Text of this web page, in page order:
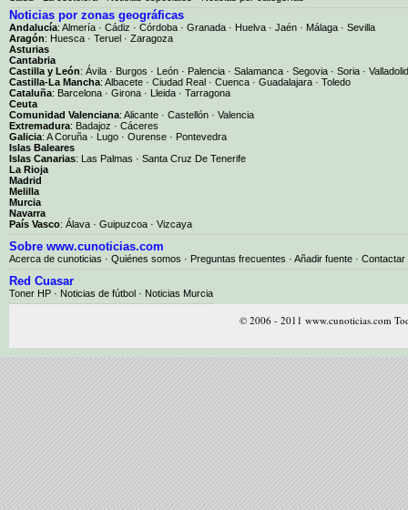
Noticias por zonas geográficas
Andalucía: Almería · Cádiz · Córdoba · Granada · Huelva · Jaén · Málaga · Sevilla
Aragón: Huesca · Teruel · Zaragoza
Asturias
Cantabria
Castilla y León: Ávila · Burgos · León · Palencia · Salamanca · Segovia · Soria · Valladolid
Castilla-La Mancha: Albacete · Ciudad Real · Cuenca · Guadalajara · Toledo
Cataluña: Barcelona · Girona · Lleida · Tarragona
Ceuta
Comunidad Valenciana: Alicante · Castellón · Valencia
Extremadura: Badajoz · Cáceres
Galicia: A Coruña · Lugo · Ourense · Pontevedra
Islas Baleares
Islas Canarias: Las Palmas · Santa Cruz De Tenerife
La Rioja
Madrid
Melilla
Murcia
Navarra
País Vasco: Álava · Guipuzcoa · Vizcaya
Sobre www.cunoticias.com
Acerca de cunoticias · Quiénes somos · Preguntas frecuentes · Añadir fuente · Contactar
Red Cuasar
Toner HP · Noticias de fútbol · Noticias Murcia
© 2006 - 2011 www.cunoticias.com